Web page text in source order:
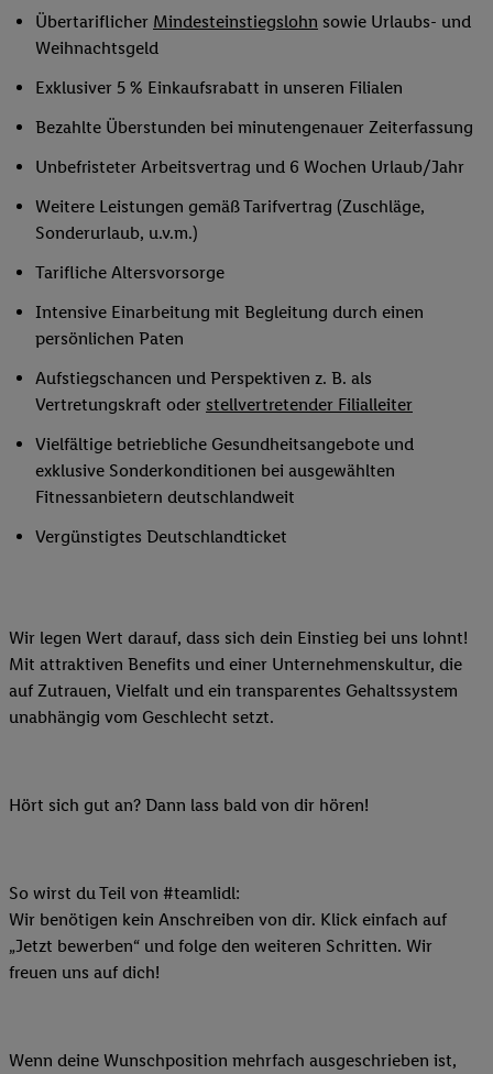
Übertariflicher Mindesteinstiegslohn sowie Urlaubs- und
Weihnachtsgeld
Exklusiver 5 % Einkaufsrabatt in unseren Filialen
Bezahlte Überstunden bei minutengenauer Zeiterfassung
Unbefristeter Arbeitsvertrag und 6 Wochen Urlaub/Jahr
Weitere Leistungen gemäß Tarifvertrag (Zuschläge,
Sonderurlaub, u.v.m.)
Tarifliche Altersvorsorge
Intensive Einarbeitung mit Begleitung durch einen
persönlichen Paten
Aufstiegschancen und Perspektiven z. B. als
Vertretungskraft oder stellvertretender Filialleiter
Vielfältige betriebliche Gesundheitsangebote und
exklusive Sonderkonditionen bei ausgewählten
Fitnessanbietern deutschlandweit
Vergünstigtes Deutschlandticket
Wir legen Wert darauf, dass sich dein Einstieg bei uns lohnt!
Mit attraktiven Benefits und einer Unternehmenskultur, die
auf Zutrauen, Vielfalt und ein transparentes Gehaltssystem
unabhängig vom Geschlecht setzt.
Hört sich gut an? Dann lass bald von dir hören!
So wirst du Teil von #teamlidl:
Wir benötigen kein Anschreiben von dir. Klick einfach auf
„Jetzt bewerben“ und folge den weiteren Schritten. Wir
freuen uns auf dich!
Wenn deine Wunschposition mehrfach ausgeschrieben ist,